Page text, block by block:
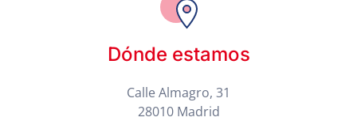
Dónde estamos
Calle Almagro, 31
28010 Madrid